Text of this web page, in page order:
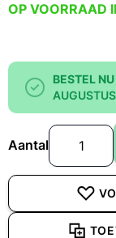
OP VOORRAAD
BESTEL
Aantal